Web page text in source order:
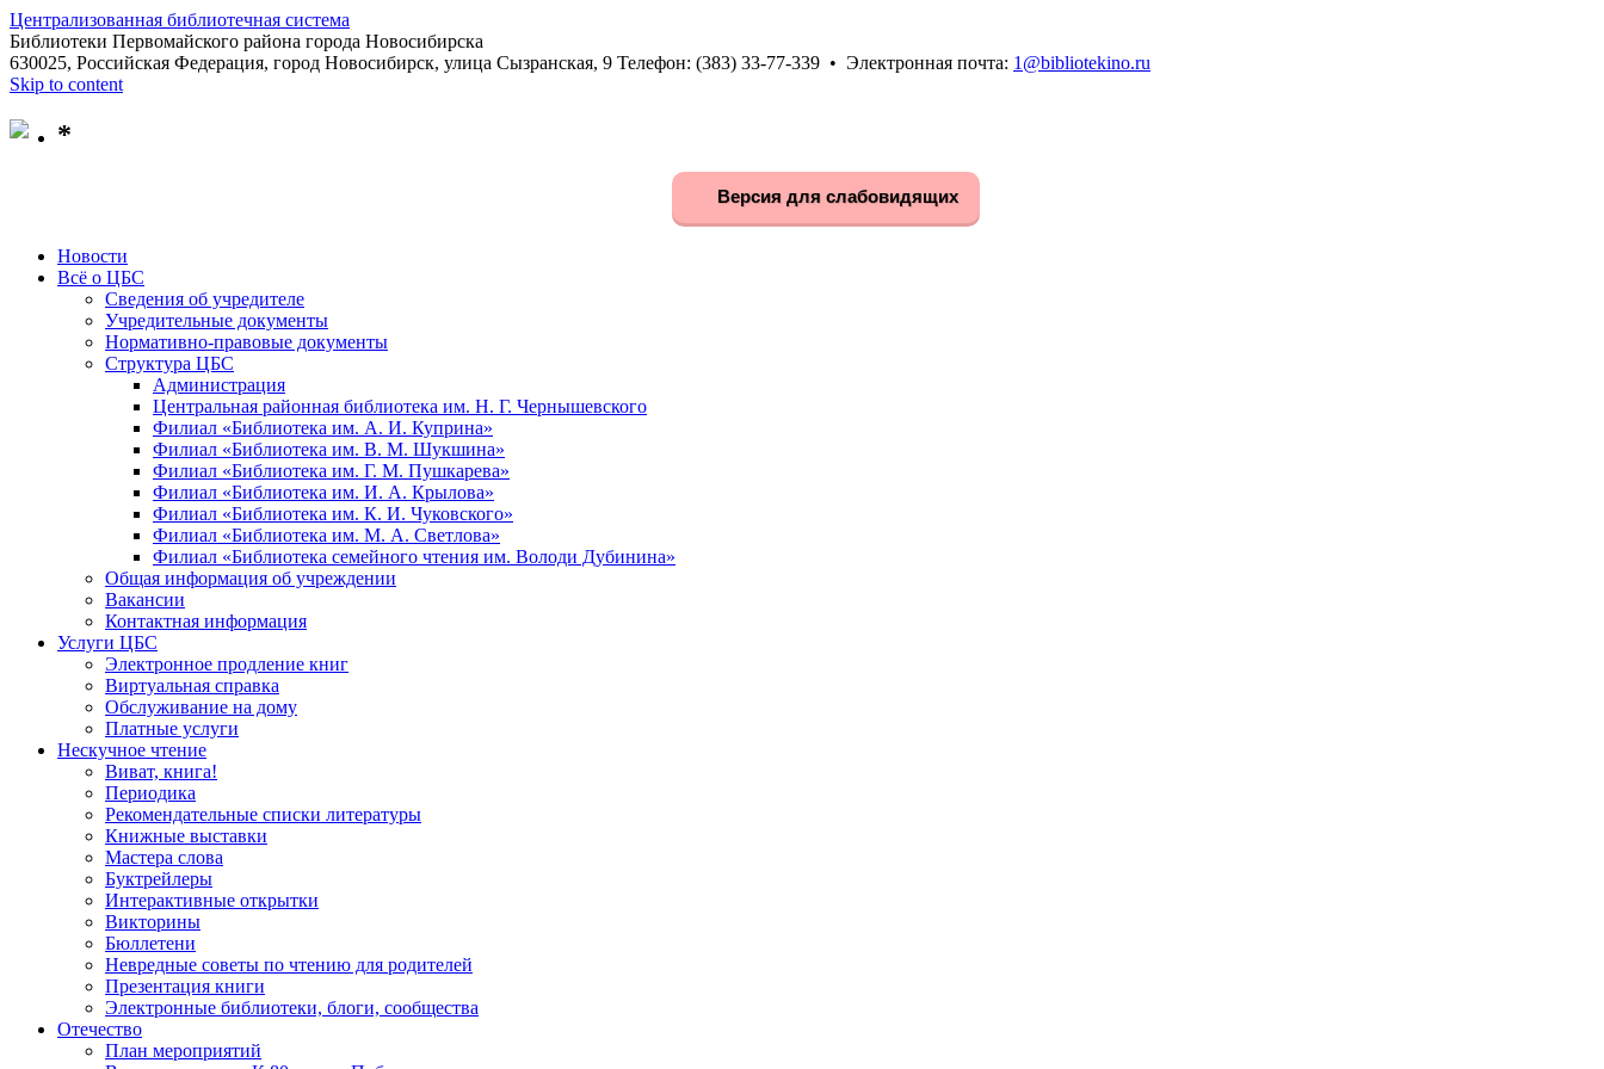
Централизованная библиотечная система
Библиотеки Первомайского района города Новосибирска
630025, Российская Федерация, город Новосибирск, улица Сызранская, 9 Телефон: (383) 33-77-339 • Электронная почта: 1@bibliotekino.ru
Skip to content
*
Версия для слабовидящих
Новости
Всё о ЦБС
Сведения об учредителе
Учредительные документы
Нормативно-правовые документы
Структура ЦБС
Администрация
Центральная районная библиотека им. Н. Г. Чернышевского
Филиал «Библиотека им. А. И. Куприна»
Филиал «Библиотека им. В. М. Шукшина»
Филиал «Библиотека им. Г. М. Пушкарева»
Филиал «Библиотека им. И. А. Крылова»
Филиал «Библиотека им. К. И. Чуковского»
Филиал «Библиотека им. М. А. Светлова»
Филиал «Библиотека семейного чтения им. Володи Дубинина»
Общая информация об учреждении
Вакансии
Контактная информация
Услуги ЦБС
Электронное продление книг
Виртуальная справка
Обслуживание на дому
Платные услуги
Нескучное чтение
Виват, книга!
Периодика
Рекомендательные списки литературы
Книжные выставки
Мастера слова
Буктрейлеры
Интерактивные открытки
Викторины
Бюллетени
Невредные советы по чтению для родителей
Презентация книги
Электронные библиотеки, блоги, сообщества
Отечество
План мероприятий